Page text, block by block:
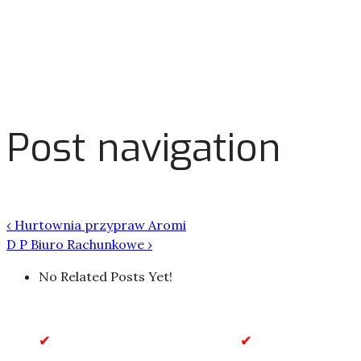
Post navigation
‹ Hurtownia przypraw Aromi
D P Biuro Rachunkowe ›
No Related Posts Yet!